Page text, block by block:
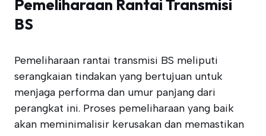
Pemeliharaan Rantai Transmisi
BS
Pemeliharaan rantai transmisi BS meliputi
serangkaian tindakan yang bertujuan untuk
menjaga performa dan umur panjang dari
perangkat ini. Proses pemeliharaan yang baik
akan meminimalisir kerusakan dan memastikan